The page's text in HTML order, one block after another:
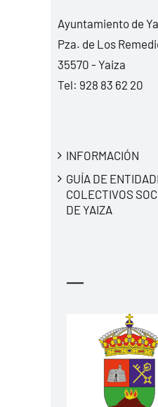
Ayuntamiento de
Pza. de Los
35570 - Yaiza
Tel: 928 83 62 20
INFORMACIÓN
GUÍA DE
COLECTIVOS
DE YAIZA
—